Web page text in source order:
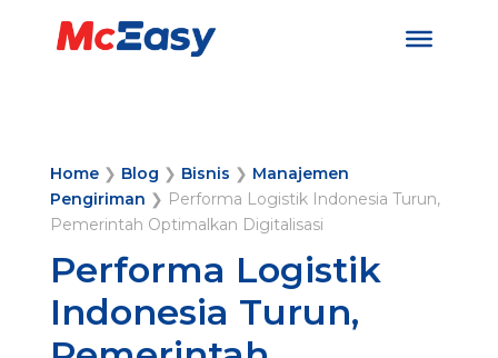
Home❯ Blog ❯ Bisnis ❯ Manajemen
Pengiriman ❯ Performa Logistik Indonesia Turun,
Pemerintah Optimalkan Digitalisasi
Performa Logistik
Indonesia Turun,